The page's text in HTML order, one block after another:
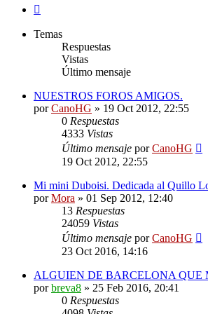
Temas
Respuestas
Vistas
Último mensaje
NUESTROS FOROS AMIGOS.
porCanoHG » 19 Oct 2012, 22:55
0 Respuestas
4333 Vistas
Último mensaje porCanoHG
19 Oct 2012, 22:55
Mi mini Duboisi. Dedicada al Quillo
porMora » 01 Sep 2012, 12:40
13 Respuestas
24059 Vistas
Último mensaje porCanoHG
23 Oct 2016, 14:16
ALGUIEN DE BARCELONA QUE
porbreva8 » 25 Feb 2016, 20:41
0 Respuestas